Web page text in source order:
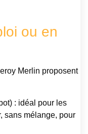
ou en
Merlin proposent
: idéal pour les
sans mélange, pour